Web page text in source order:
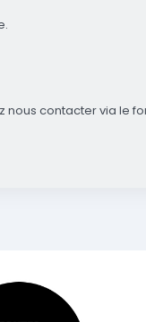
contacter via le